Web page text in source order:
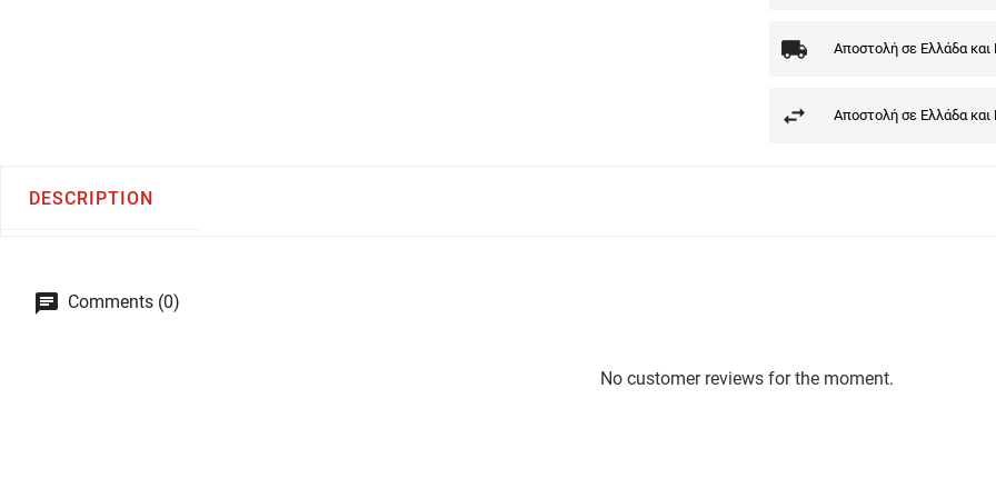
Αποστολή σε Ελλάδα και
Αποστολή σε Ελλάδα και
DESCRIPTION
Comments (0)
No customer reviews for the moment.